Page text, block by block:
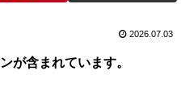
2026.07.03
が含まれています。